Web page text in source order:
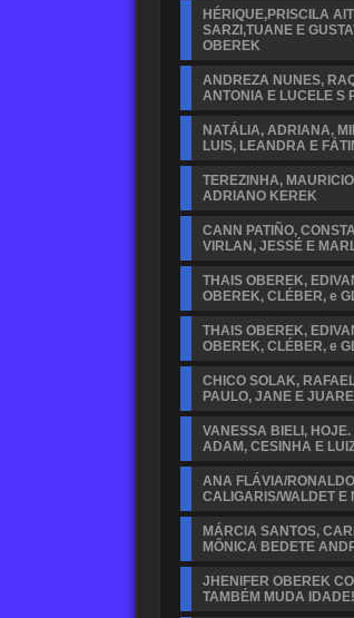
HÉRIQUE,PRISCILA AITI
SARZI,TUANE E
OBEREK
ANDREZA NUNES,
ANTONIA E LUCELE S
NATÁLIA, ADRIANA,
LUIS, LEANDRA E
TEREZINHA,
ADRIANO KEREK
CANN PATIÑO,
VIRLAN, JESSÉ E
THAIS OBEREK,
OBEREK, CLÉBER, e
THAIS OBEREK,
OBEREK, CLÉBER, e
CHICO SOLAK,
PAULO, JANE E
VANESSA BIELI, HOJE.
ADAM, CESINHA E
ANA FLÁVIA/
CALIGARIS/WALDET E
MÁRCIA SANTOS,
MÔNICA BEDETE
JHENIFER OBEREK
TAMBÉM MUDA IDADE!